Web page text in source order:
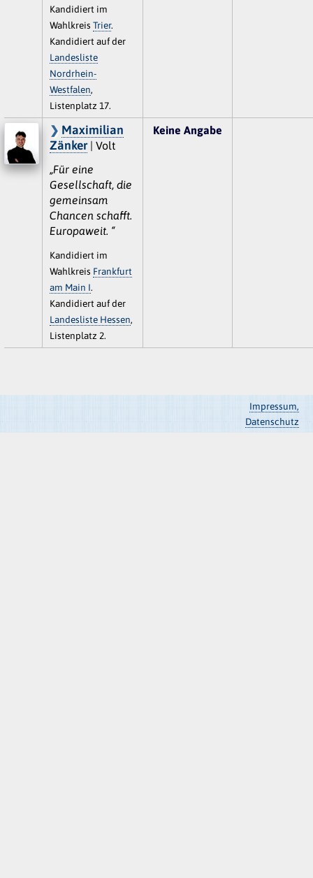
Kandidiert im
Wahlkreis Trier.
Kandidiert auf der
Landesliste
Nordrhein-
Westfalen,
Listenplatz 17.
Maximilian
Zänker| Volt
„Für eine
Gesellschaft, die
gemeinsam
Chancen schafft.
Europaweit. “
Kandidiert im
Wahlkreis Frankfurt
am Main I.
Kandidiert auf der
Landesliste Hessen,
Listenplatz 2.
Keine Angabe
Impressum,
Datenschutz